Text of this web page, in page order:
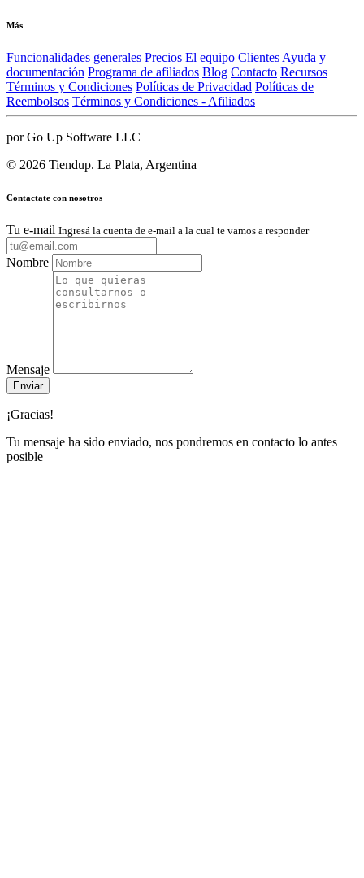
Más
Funcionalidades generales Precios El equipo Clientes Ayuda y
documentación Programa de afiliados Blog Contacto Recursos
Términos y Condiciones Políticas de Privacidad Políticas de
Reembolsos Términos y Condiciones - Afiliados
por Go Up Software LLC
© 2026 Tiendup. La Plata, Argentina
Contactate con nosotros
Tu e-mail Ingresá la cuenta de e-mail a la cual te vamos a responder
Nombre
Mensaje
Enviar
¡Gracias!
Tu mensaje ha sido enviado, nos pondremos en contacto lo antes
posible